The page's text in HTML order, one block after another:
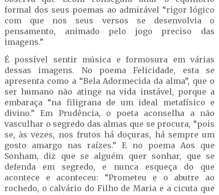
formal dos seus poemas ao admirável “rigor lógico
com que nos seus versos se desenvolvia o
pensamento, animado pelo jogo preciso das
imagens.”
É possível sentir música e formosura em várias
dessas imagens. No poema Felicidade, esta se
apresenta como a “Bela Adormecida da alma”, que o
ser humano não atinge na vida instável, porque a
embaraça “na filigrana de um ideal metafísico e
divino.” Em Prudência, o poeta aconselha a não
vasculhar o segredo das almas que se procura, “pois
se, às vezes, nos frutos há doçuras, há sempre um
gosto amargo nas raízes.” E no poema Aos que
Sonham, diz que se alguém quer sonhar, que se
defenda em segredo, e nunca esqueça do que
acontece e aconteceu: “Prometeu e o abutre ao
rochedo, o calvário do Filho de Maria e a cicuta que